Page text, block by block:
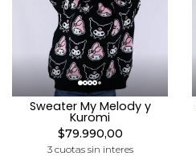
Sweater My Melody y
Kuromi
$79.990,00
3 cuotas sin interes